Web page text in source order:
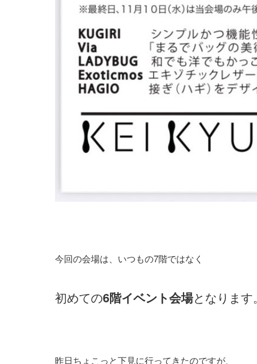
今回の会場は、いつもの7階ではなく
初めての6階イベント会場となります。
昨日ちょこっと下見に行ってきたのですが、